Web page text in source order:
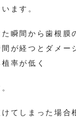
ます。
瞬間から歯根膜
が経つとダメー
率が低く
けてしまった場合